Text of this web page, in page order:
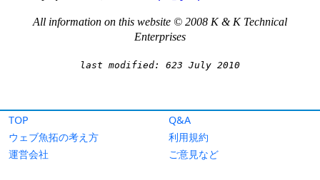
TOP
Q&A
ウェブ魚拓の考え方
利用規約
運営会社
ご意見など